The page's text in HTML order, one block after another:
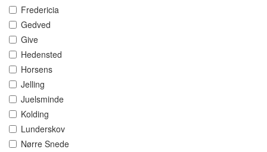
Fredericia
Gedved
Give
Hedensted
Horsens
Jelling
Juelsminde
Kolding
Lunderskov
Nørre Snede